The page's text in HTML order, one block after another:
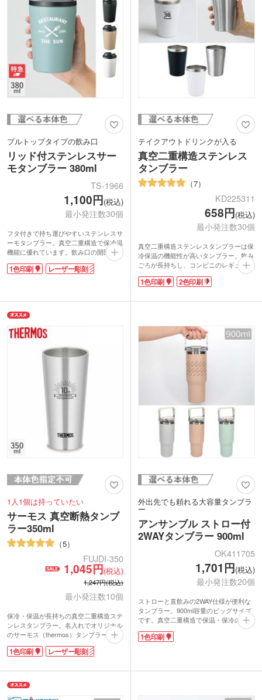
プルトップタイプの飲み口
リッド付ステンレスサー
モタンブラー 380ml
TS-1966
1,100円(税込)
最小発注数30個
フタ付きで持ち運びやすいステンレスサ
ーモタンブラー。真空二重構造で保冷温
機能に優れています。飲み口の開閉もで
きるので、飲まない時はフタをしておく
ことができます。ドリンクホルダーとし
ベルティや記念品などにおススメです。
1色印刷 レーザー彫刻
テイクアウトドリンクが入る
真空二重構造ステンレス
タンブラー
7
KD225311
658円(税込)
最小発注数30個
真空二重構造ステンレスタンブラーは保
冷保温の機能性が高いタンブラー。飲み
ごろが長持ちし、コンビニのレギュラー
サイズのカップがすっぽり収まります。
デスク周りに置いていても結露で水浸し
ラック・シルバー・ホワイトの3色のご
印刷面が広く、日常的にお使いいただけ
てロゴが目に入りやすいため、キャラク
ターグッズや物販用におすすめです。
1色印刷 2色印刷
1人1個は持っていたい
サーモス 真空断熱タンブ
ラー350ml
5
FUJDI-350
1,045円(税込)
1,247円(税込)
最小発注数10個
保冷・保温が長持ちの真空二重構造ステ
ンレスタンブラー。名入れでオリジナル
のサーモス（thermos）タンブラーが製
サーモス 真空断熱タンブラー350mlは温
氷を入れた冷たいものを入れても結露し
にくい優れもの。高級感があるステンレ
スタンブラーは記念品にピッタリです。
1色印刷 レーザー彫刻
外出先でも頼れる大容量タンブラ
ー
アンサンブル ストロー付
2WAYタンブラー 900ml
OK411705
1,701円(税込)
最小発注数20個
ストローと直飲みの2WAY仕様が便利な
タンブラー。900ml容量のビッグサイズ
です。真空二重構造で保温・保冷の両方
に対応し、アイスドリンクには専用スト
ローが活躍。ハンドル付きで持ち運びや
1色印刷